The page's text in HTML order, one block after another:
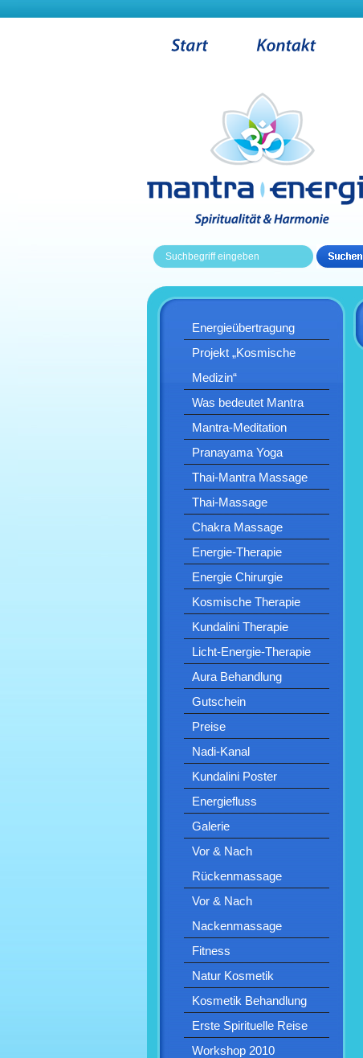
Energieübertragung
Projekt „Kosmische
Medizin“
Was bedeutet Mantra
Mantra-Meditation
Pranayama Yoga
Thai-Mantra Massage
Thai-Massage
Chakra Massage
Energie-Therapie
Energie Chirurgie
Kosmische Therapie
Kundalini Therapie
Licht-Energie-Therapie
Aura Behandlung
Gutschein
Preise
Nadi-Kanal
Kundalini Poster
Energiefluss
Galerie
Vor & Nach
Rückenmassage
Vor & Nach
Nackenmassage
Fitness
Natur Kosmetik
Kosmetik Behandlung
Erste Spirituelle Reise
Workshop 2010